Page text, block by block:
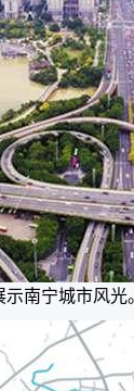
南宁城市风光